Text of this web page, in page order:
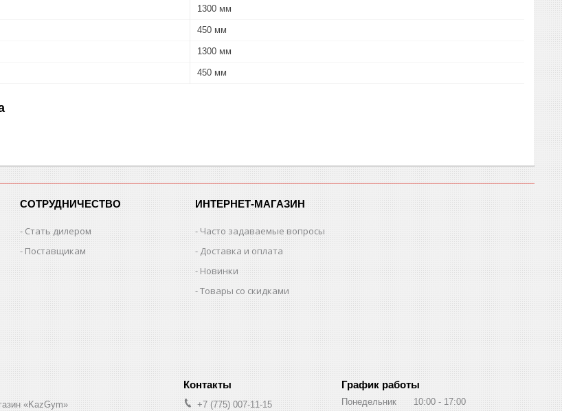
1300 мм
450 мм
1300 мм
450 мм
СОТРУДНИЧЕСТВО
Стать дилером
Поставщикам
ИНТЕРНЕТ-МАГАЗИН
Часто задаваемые вопросы
Доставка и оплата
Новинки
Товары со скидками
«KazGym» +7 (775) 007-11-15
График работы
Понедельник 10:00 17:00